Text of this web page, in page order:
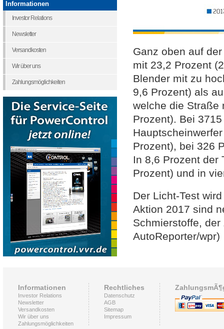
Ganz oben auf
mit 23,2 Prozent
Blender mit zu
9,6 Prozent) als
welche die Straße
Prozent). Bei
Prozent), bei 326
In 8,6 Prozent der
Prozent) und in
Der Licht-Test
Aktion 2017 sind
Schmierstoffe,
AutoReporter/wpr)
Informationen
Investor Relations
Newsletter
Versandkosten
Wir über uns
Zahlungsmöglichkeiten
Informationen
Investor Relations
Newsletter
Versandkosten
Wir über uns
Zahlungsmöglichkeiten
Rechtliches
Datenschutz
AGB
Sitemap
Impressum